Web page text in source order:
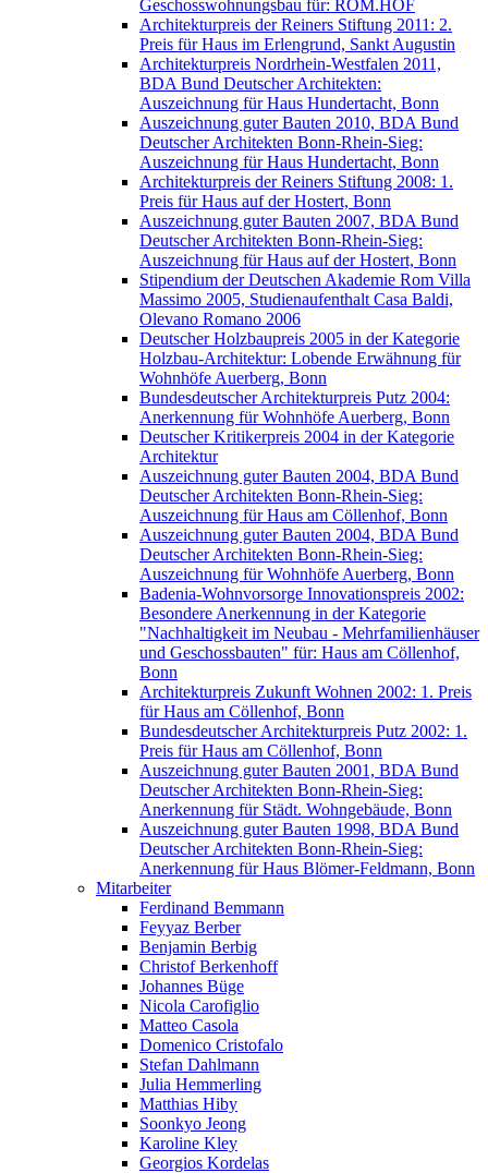
Geschosswohnungsbau für: ROM.HOF
Architekturpreis der Reiners Stiftung 2011: 2.
Preis für Haus im Erlengrund, Sankt Augustin
Architekturpreis Nordrhein-Westfalen 2011,
BDA Bund Deutscher Architekten:
Auszeichnung für Haus Hundertacht, Bonn
Auszeichnung guter Bauten 2010, BDA Bund
Deutscher Architekten Bonn-Rhein-Sieg:
Auszeichnung für Haus Hundertacht, Bonn
Architekturpreis der Reiners Stiftung 2008: 1.
Preis für Haus auf der Hostert, Bonn
Auszeichnung guter Bauten 2007, BDA Bund
Deutscher Architekten Bonn-Rhein-Sieg:
Auszeichnung für Haus auf der Hostert, Bonn
Stipendium der Deutschen Akademie Rom Villa
Massimo 2005, Studienaufenthalt Casa Baldi,
Olevano Romano 2006
Deutscher Holzbaupreis 2005 in der Kategorie
Holzbau-Architektur: Lobende Erwähnung für
Wohnhöfe Auerberg, Bonn
Bundesdeutscher Architekturpreis Putz 2004:
Anerkennung für Wohnhöfe Auerberg, Bonn
Deutscher Kritikerpreis 2004 in der Kategorie
Architektur
Auszeichnung guter Bauten 2004, BDA Bund
Deutscher Architekten Bonn-Rhein-Sieg:
Auszeichnung für Haus am Cöllenhof, Bonn
Auszeichnung guter Bauten 2004, BDA Bund
Deutscher Architekten Bonn-Rhein-Sieg:
Auszeichnung für Wohnhöfe Auerberg, Bonn
Badenia-Wohnvorsorge Innovationspreis 2002:
Besondere Anerkennung in der Kategorie
"Nachhaltigkeit im Neubau - Mehrfamilienhäuser
und Geschossbauten" für: Haus am Cöllenhof,
Bonn
Architekturpreis Zukunft Wohnen 2002: 1. Preis
für Haus am Cöllenhof, Bonn
Bundesdeutscher Architekturpreis Putz 2002: 1.
Preis für Haus am Cöllenhof, Bonn
Auszeichnung guter Bauten 2001, BDA Bund
Deutscher Architekten Bonn-Rhein-Sieg:
Anerkennung für Städt. Wohngebäude, Bonn
Auszeichnung guter Bauten 1998, BDA Bund
Deutscher Architekten Bonn-Rhein-Sieg:
Anerkennung für Haus Blömer-Feldmann, Bonn
Mitarbeiter
Ferdinand Bemmann
Feyyaz Berber
Benjamin Berbig
Christof Berkenhoff
Johannes Büge
Nicola Carofiglio
Matteo Casola
Domenico Cristofalo
Stefan Dahlmann
Julia Hemmerling
Matthias Hiby
Soonkyo Jeong
Karoline Kley
Georgios Kordelas